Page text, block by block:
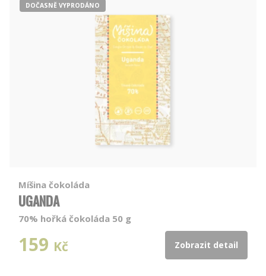
DOČASNĚ VYPRODÁNO
Míšina čokoláda
UGANDA
70% hořká čokoláda 50 g
159 Kč Zobrazit detail